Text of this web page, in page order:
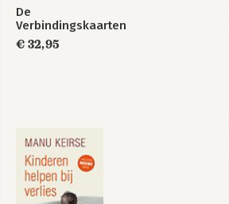
De
Verbindingskaarten
€ 32,95